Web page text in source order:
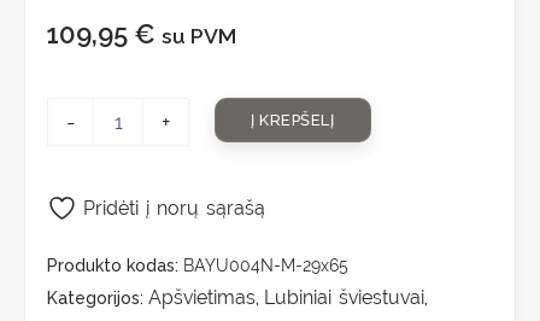
109,95 € su PVM
- + Į KREPŠELĮ
Produkto kodas: BAYU004N-M-29x65
Kategorijos: Apšvietimas, Lubiniai šviestuvai,
Pridėti į norų sąrašą